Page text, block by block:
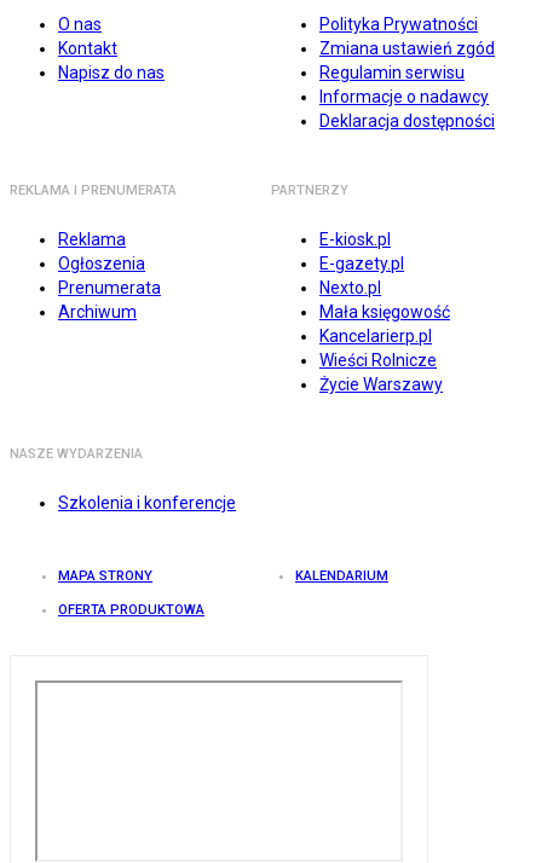
O nas
Kontakt
Napisz do nas
Polityka Prywatności
Zmiana ustawień zgód
Regulamin serwisu
Informacje o nadawcy
Deklaracja dostępności
REKLAMA I PRENUMERATA
Reklama
Ogłoszenia
Prenumerata
Archiwum
PARTNERZY
E-kiosk.pl
E-gazety.pl
Nexto.pl
Mała księgowość
Kancelarierp.pl
Wieści Rolnicze
Życie Warszawy
NASZE WYDARZENIA
Szkolenia i konferencje
MAPA STRONY KALENDARIUM
OFERTA PRODUKTOWA